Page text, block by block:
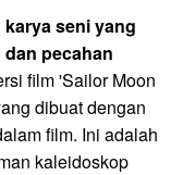
seni yang
pecahan
film 'Sailor Moon
dibuat dengan
film. Ini adalah
kaleidoskop